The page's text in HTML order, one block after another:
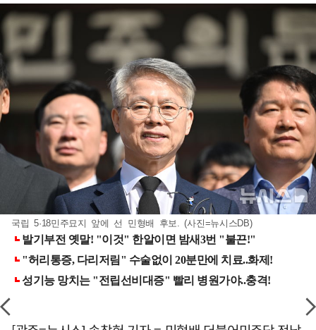
국립 5·18민주묘지 앞에 선 민형배 후보. (사진=뉴시스DB)